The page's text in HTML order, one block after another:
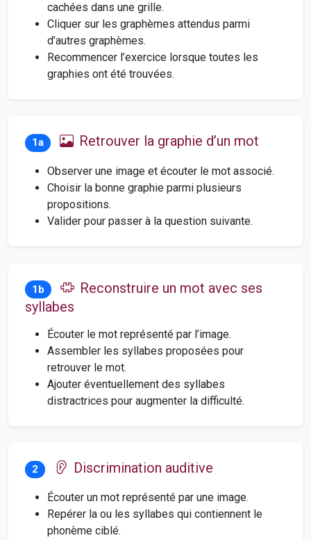
cachées dans une grille.
Cliquer sur les graphèmes attendus parmi
d’autres graphèmes.
Recommencer l’exercice lorsque toutes les
graphies ont été trouvées.
1a Retrouver la graphie d’un mot
Observer une image et écouter le mot associé.
Choisir la bonne graphie parmi plusieurs
propositions.
Valider pour passer à la question suivante.
1b
Reconstruire un mot avec ses
syllabes
Écouter le mot représenté par l’image.
Assembler les syllabes proposées pour
retrouver le mot.
Ajouter éventuellement des syllabes
distractrices pour augmenter la difficulté.
2 Discrimination auditive
Écouter un mot représenté par une image.
Repérer la ou les syllabes qui contiennent le
phonème ciblé.